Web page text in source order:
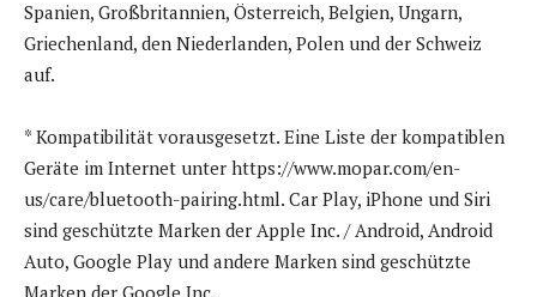
Spanien, Großbritannien, Österreich, Belgien, Ungarn,
Griechenland, den Niederlanden, Polen und der Schweiz
auf.
* Kompatibilität vorausgesetzt. Eine Liste der kompatiblen
Geräte im Internet unter https://www.mopar.com/en-
us/care/bluetooth-pairing.html. Car Play, iPhone und Siri
sind geschützte Marken der Apple Inc. / Android, Android
Auto, Google Play und andere Marken sind geschützte